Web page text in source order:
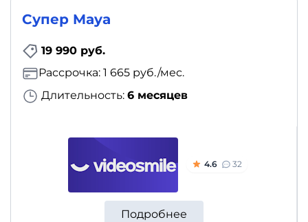
Супер Maya
19 990 руб.
Длительность: 6 месяцев
Рассрочка: 1 665 руб./мес.
4.6 32
Подробнее